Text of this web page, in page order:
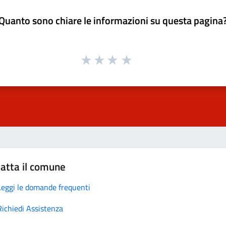
sono chiare le informazioni su questa
il comune
le domande frequenti
Assistenza